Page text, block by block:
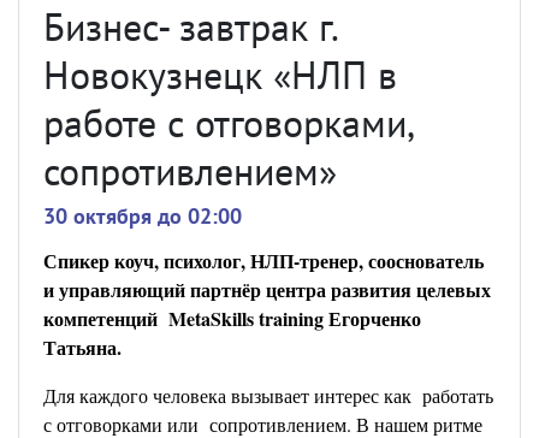
Бизнес- завтрак г.
Новокузнецк «НЛП в
работе с отговорками,
сопротивлением»
30 октября до 02:00
Спикер коуч, психолог, НЛП-тренер, сооснователь
и управляющий партнёр центра развития целевых
компетенций MetaSkills training Егорченко
Татьяна.
Для каждого человека вызывает интерес как работать
с отговорками или сопротивлением. В нашем ритме